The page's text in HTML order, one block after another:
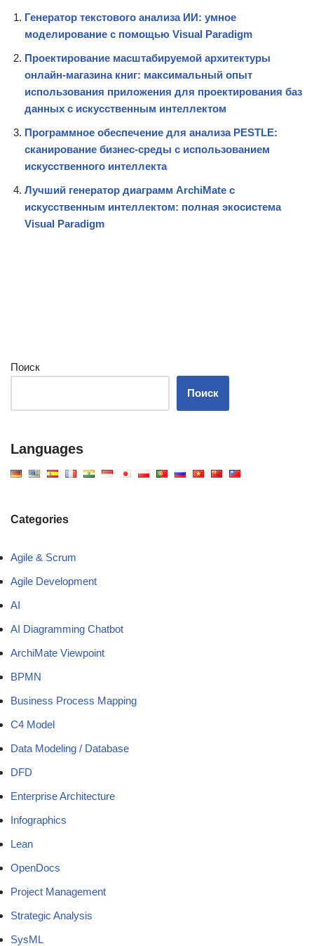
Генератор текстового анализа ИИ: умное
моделирование с помощью Visual Paradigm
Проектирование масштабируемой архитектуры
онлайн-магазина книг: максимальный опыт
использования приложения для проектирования баз
данных с искусственным интеллектом
Программное обеспечение для анализа PESTLE:
сканирование бизнес-среды с использованием
искусственного интеллекта
Лучший генератор диаграмм ArchiMate с
искусственным интеллектом: полная экосистема
Visual Paradigm
Поиск
Поиск
Languages
Categories
Agile & Scrum
Agile Development
AI
AI Diagramming Chatbot
ArchiMate Viewpoint
BPMN
Business Process Mapping
C4 Model
Data Modeling / Database
DFD
Enterprise Architecture
Infographics
Lean
OpenDocs
Project Management
Strategic Analysis
SysML